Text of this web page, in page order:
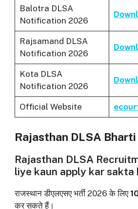
Balotra DLSA
Notification 2026
Rajsamand DLSA
Notification 2026
Kota DLSA
Notification 2026
Official Website
Rajasthan DLSA Bharti
Rajasthan DLSA
liye kaun apply kar sakta
राजस्थान डीएलएसए भर्ती 2026 के लिए
कर सकते हैं।